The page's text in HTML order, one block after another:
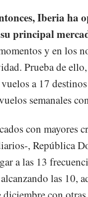
Iberia
principal
y en los
Prueba de
a 17
semanales
con mayores
, República
a las 13
las 10,